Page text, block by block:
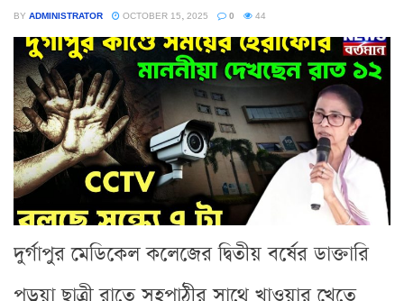
BY ADMINISTRATOR OCTOBER 15, 2025 0 44
দুর্গাপুর মেডিকেল কলেজের দ্বিতীয় বর্ষের ডাক্তারি